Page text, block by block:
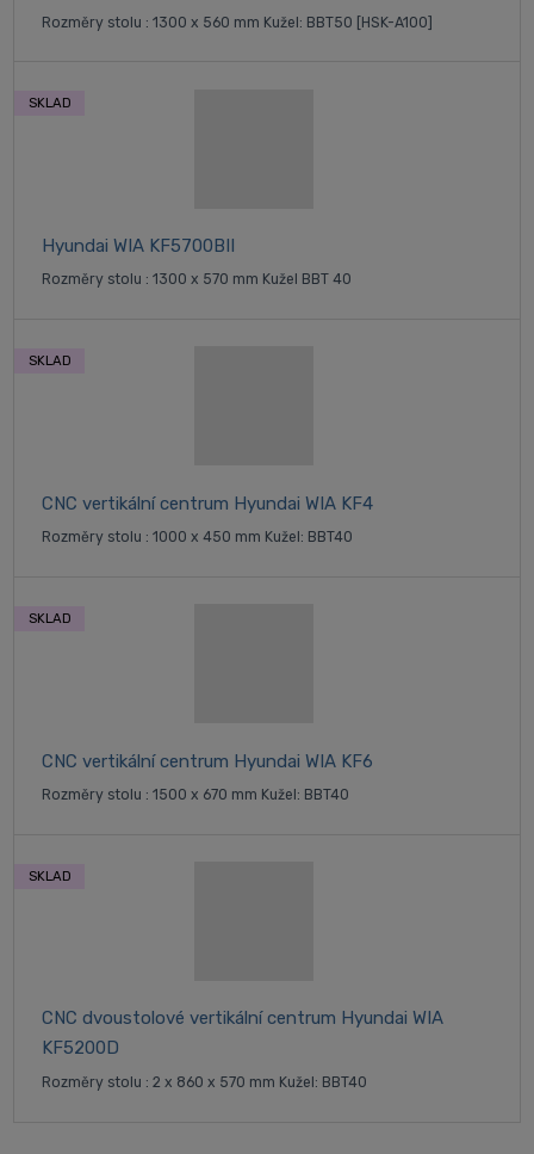
Rozměry stolu : 1300 x 560 mm Kužel: BBT50 [HSK-A100]
Hyundai WIA KF5700BII
Rozměry stolu : 1300 x 570 mm Kužel BBT 40
SKLAD
CNC vertikální centrum Hyundai WIA KF4
Rozměry stolu : 1000 x 450 mm Kužel: BBT40
SKLAD
CNC vertikální centrum Hyundai WIA KF6
Rozměry stolu : 1500 x 670 mm Kužel: BBT40
SKLAD
CNC dvoustolové vertikální centrum Hyundai WIA
KF5200D
Rozměry stolu : 2 x 860 x 570 mm Kužel: BBT40
SKLAD